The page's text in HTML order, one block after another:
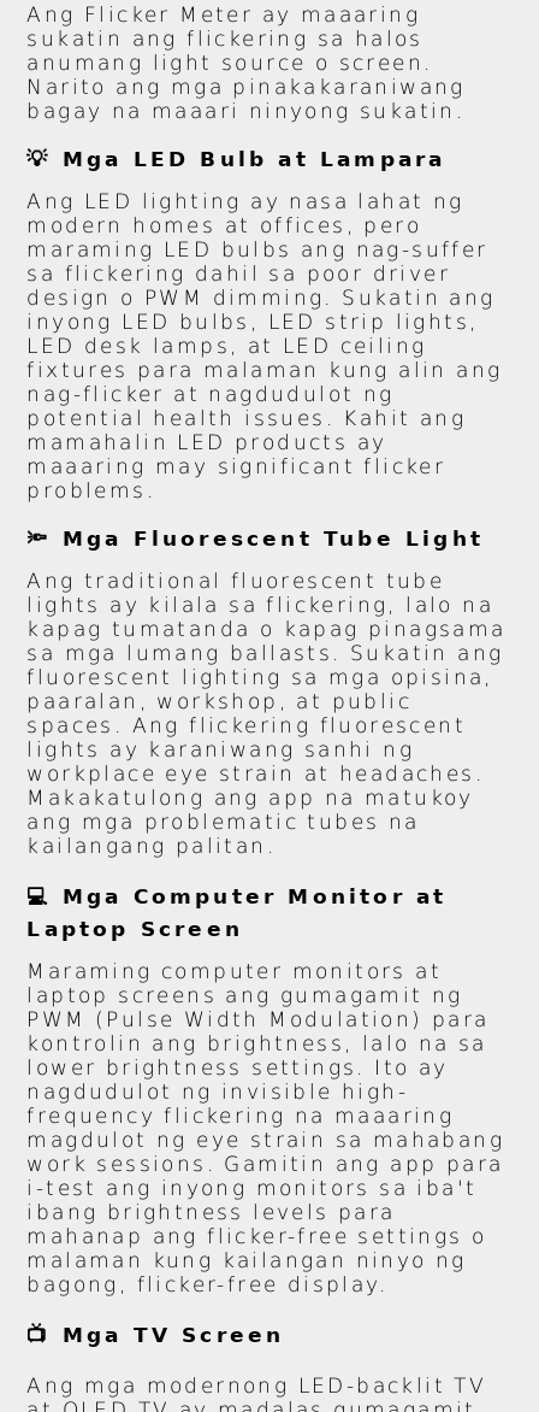
Ang Flicker Meter ay maaaring
sukatin ang flickering sa halos
anumang light source o screen.
Narito ang mga pinakakaraniwang
bagay na maaari ninyong sukatin.
💡 Mga LED Bulb at Lampara
Ang LED lighting ay nasa lahat ng
modern homes at offices, pero
maraming LED bulbs ang nag-suffer
sa flickering dahil sa poor driver
design o PWM dimming. Sukatin ang
inyong LED bulbs, LED strip lights,
LED desk lamps, at LED ceiling
fixtures para malaman kung alin ang
nag-flicker at nagdudulot ng
potential health issues. Kahit ang
mamahalin LED products ay
maaaring may significant flicker
problems.
🔦 Mga Fluorescent Tube Light
Ang traditional fluorescent tube
lights ay kilala sa flickering, lalo na
kapag tumatanda o kapag pinagsama
sa mga lumang ballasts. Sukatin ang
fluorescent lighting sa mga opisina,
paaralan, workshop, at public
spaces. Ang flickering fluorescent
lights ay karaniwang sanhi ng
workplace eye strain at headaches.
Makakatulong ang app na matukoy
ang mga problematic tubes na
kailangang palitan.
💻 Mga Computer Monitor at
Laptop Screen
Maraming computer monitors at
laptop screens ang gumagamit ng
PWM (Pulse Width Modulation) para
kontrolin ang brightness, lalo na sa
lower brightness settings. Ito ay
nagdudulot ng invisible high-
frequency flickering na maaaring
magdulot ng eye strain sa mahabang
work sessions. Gamitin ang app para
i-test ang inyong monitors sa iba't
ibang brightness levels para
mahanap ang flicker-free settings o
malaman kung kailangan ninyo ng
bagong, flicker-free display.
📺 Mga TV Screen
Ang mga modernong LED-backlit TV